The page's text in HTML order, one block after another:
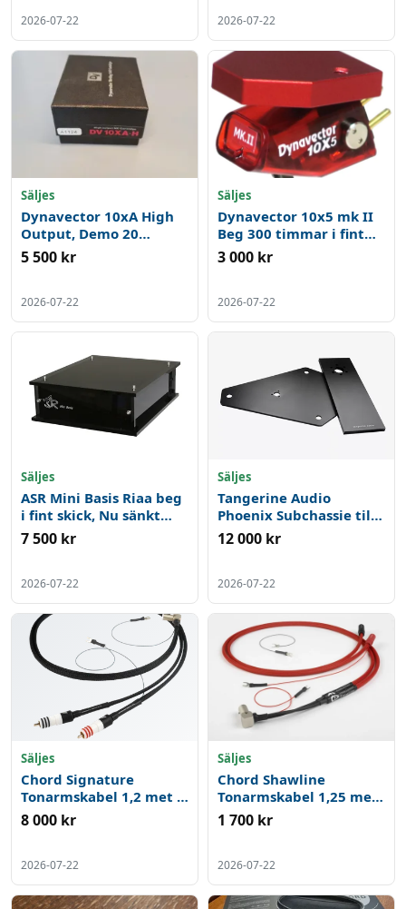
2026-07-22 2026-07-22
Säljes
Dynavector 10xA High
Output, Demo 20
timmar i nyskick
5 500 kr
2026-07-22
Säljes
Dynavector 10x5 mk II
Beg 300 timmar i fint
skick
3 000 kr
2026-07-22
Säljes
ASR Mini Basis Riaa beg
i fint skick, Nu sänkt
pris ytterligare !
7 500 kr
2026-07-22
Säljes
Tangerine Audio
Phoenix Subchassie till
Linn Lp 12 ett alternativ
till Keel, Beg
12 000 kr
2026-07-22
Säljes
Chord Signature
Tonarmskabel 1,2 met 5
Pin Din 90 gr till 2 x RCA
8 000 kr
2026-07-22
Säljes
Chord Shawline
Tonarmskabel 1,25 met
5 Pin Din 90 gr, till 2 x
RCA beg
1 700 kr
2026-07-22